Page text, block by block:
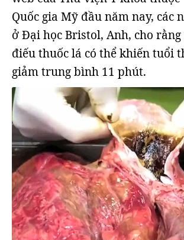
Quốc gia Mỹ đầu năm nay, các
ở Đại học Bristol, Anh, cho
điếu thuốc lá có thể khiến tuổi
giảm trung bình 11 phút.